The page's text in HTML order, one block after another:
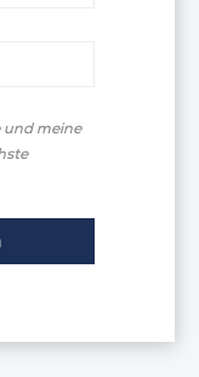
und meine